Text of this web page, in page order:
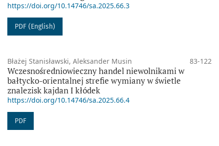
https://doi.org/10.14746/sa.2025.66.3
PDF (English)
Błażej Stanisławski, Aleksander Musin 83-122
Wczesnośredniowieczny handel niewolnikami w
bałtycko-orientalnej strefie wymiany w świetle
znalezisk kajdan I kłódek
https://doi.org/10.14746/sa.2025.66.4
PDF